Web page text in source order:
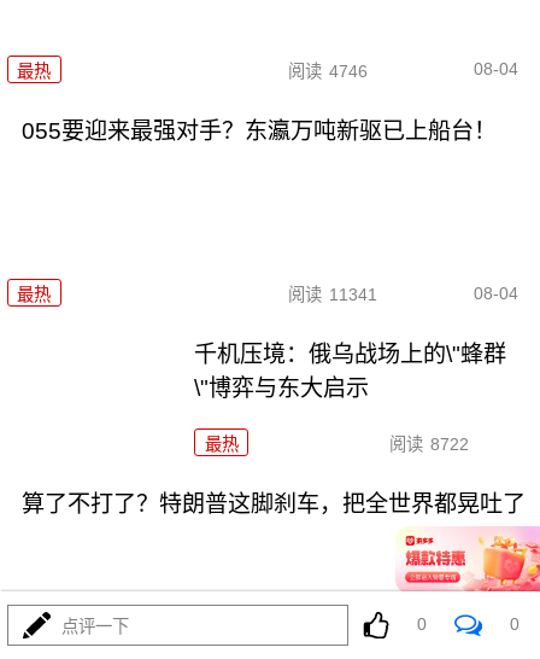
最热 阅读 4746 08-04
055要迎来最强对手？东瀛万吨新驱已上船台！
最热 阅读 11341 08-04
千机压境：俄乌战场上的\"蜂群
\"博弈与东大启示
最热 阅读 8722
算了不打了？特朗普这脚刹车，把全世界都晃吐了
点评一下 0 0